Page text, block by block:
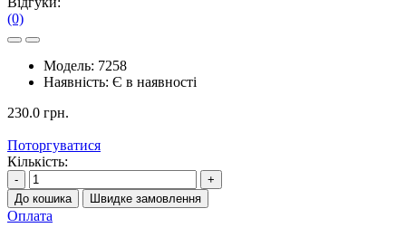
(0)
Модель: 7258
Наявність: Є в наявності
230.0 грн.
Поторгуватися
Кількість:
-
+
До кошика
Швидке замовлення
Оплата